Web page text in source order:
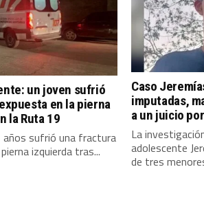
un joven sufrió
en la pierna
la Ruta 19
años sufrió una fractura
izquierda tras...
Caso
imputadas,
a un juicio
La
adolescente
de tres